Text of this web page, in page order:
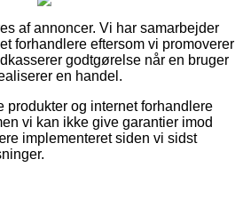
af annoncer. Vi har samarbejder
forhandlere eftersom vi promoverer
godtgørelse når en bruger
en handel.
produkter og internet forhandlere
vi kan ikke give garantier imod
implementeret siden vi sidst